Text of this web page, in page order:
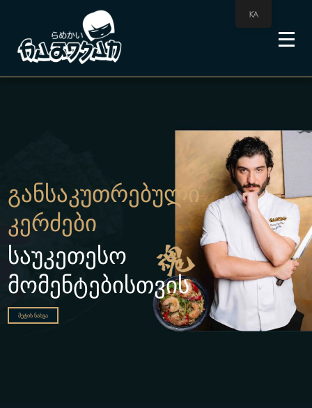
საუკეთესო
მომენტებისთვის
განსაკუთრებული
კერძები
მეტის ნახვა
KA